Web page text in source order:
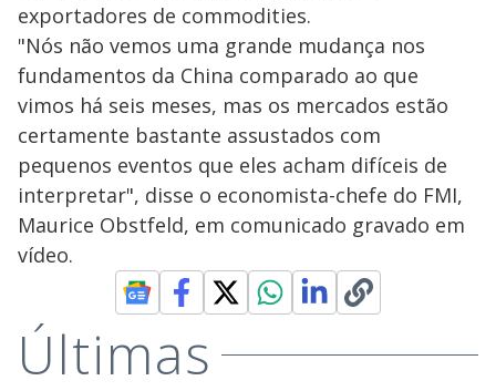
exportadores de commodities.
"Nós não vemos uma grande mudança nos
fundamentos da China comparado ao que
vimos há seis meses, mas os mercados estão
certamente bastante assustados com
pequenos eventos que eles acham difíceis de
interpretar", disse o economista-chefe do FMI,
Maurice Obstfeld, em comunicado gravado em
vídeo.
Últimas